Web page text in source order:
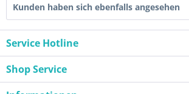
Kunden haben sich ebenfalls angesehen
Service Hotline
Shop Service